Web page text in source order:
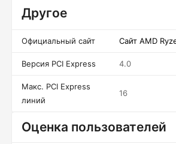
Другое
Официальный сайт Сайт AMD
Версия PCI Express 4.0
Макс. PCI Express
линий
16
Оценка пользователей